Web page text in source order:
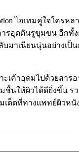
ไอเทมคู่ใจใครหล
ารอุดตันรูขุมขน อีกทั้
มาเนียนนุ่นอย่างเป็
เค้าอุดมไปด้วยสาร
ชื้นให้ผิวได้ดียิ่งขึ้น ร
เด็ดที่ทางแพทย์ผิวห